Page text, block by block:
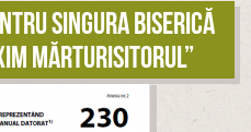
singura biserică
Mărturisitorul”